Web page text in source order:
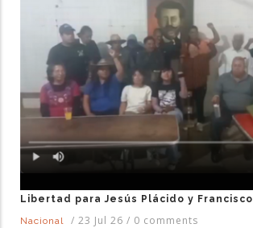
Libertad para Jesús Plácido y Francisco
Nacional
/ 23 Jul 26 / 0 comments